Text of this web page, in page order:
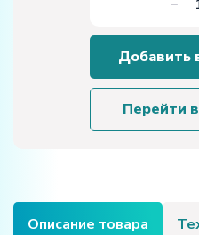
Добавить
Перейти
Описание товара